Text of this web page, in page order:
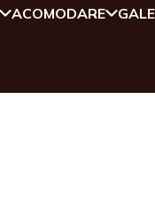
ACOMODARE